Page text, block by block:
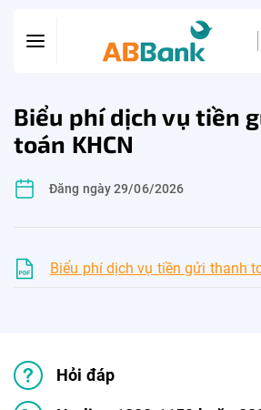
Biểu phí dịch vụ tiền
toán KHCN
Đăng ngày 29/06/2026
Biểu phí dịch vụ tiền gửi thanh
Hỏi đáp